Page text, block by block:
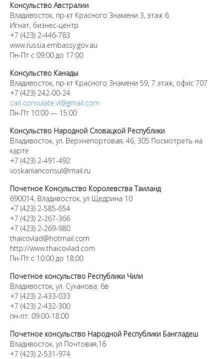
Консульство Австралии
Владивосток, пр-кт Красного Знамени 3, этаж 6
Игнат, бизнес-центр
+7 (423) 2-446-783
www.russia.embassy.gov.au
Пн-Пт с 09:00 до 17:00
Консульство Канады
Владивосток, пр-кт Красного Знамени 59, 7 этаж, офис 707
+7 (423) 242-00-24
can.consulate.vl@gmail.com
Пн-Пт 10:00 — 15:00
Консульство Народной Словацкой Республики
Владивосток, ул. Верхнепортовая, 46, 305 Посмотреть на
карте
+7 (423) 2-491-492
voskanianconsul@mail.ru
Почетное Консульство Королевства Таиланд
690014, Владивосток, ул Щедрина 10
+7 (423) 2-585-654
+7 (423) 2-267-366
+7 (423) 2-269-980
thaicovlad@hotmail.com
http://www.thaicovlad.com
Пн-Пт с 10:00 до 18:00
Почетное консульство Республики Чили
Владивосток, ул. Суханова, 6в
+7 (423) 2-433-033
+7 (423) 2-432-300
пн-пт: 09:00-18:00
Почетное консульство Народной Республики Бангладеш
Владивосток, ул Почтовая,16
+7 (423) 2-531-974